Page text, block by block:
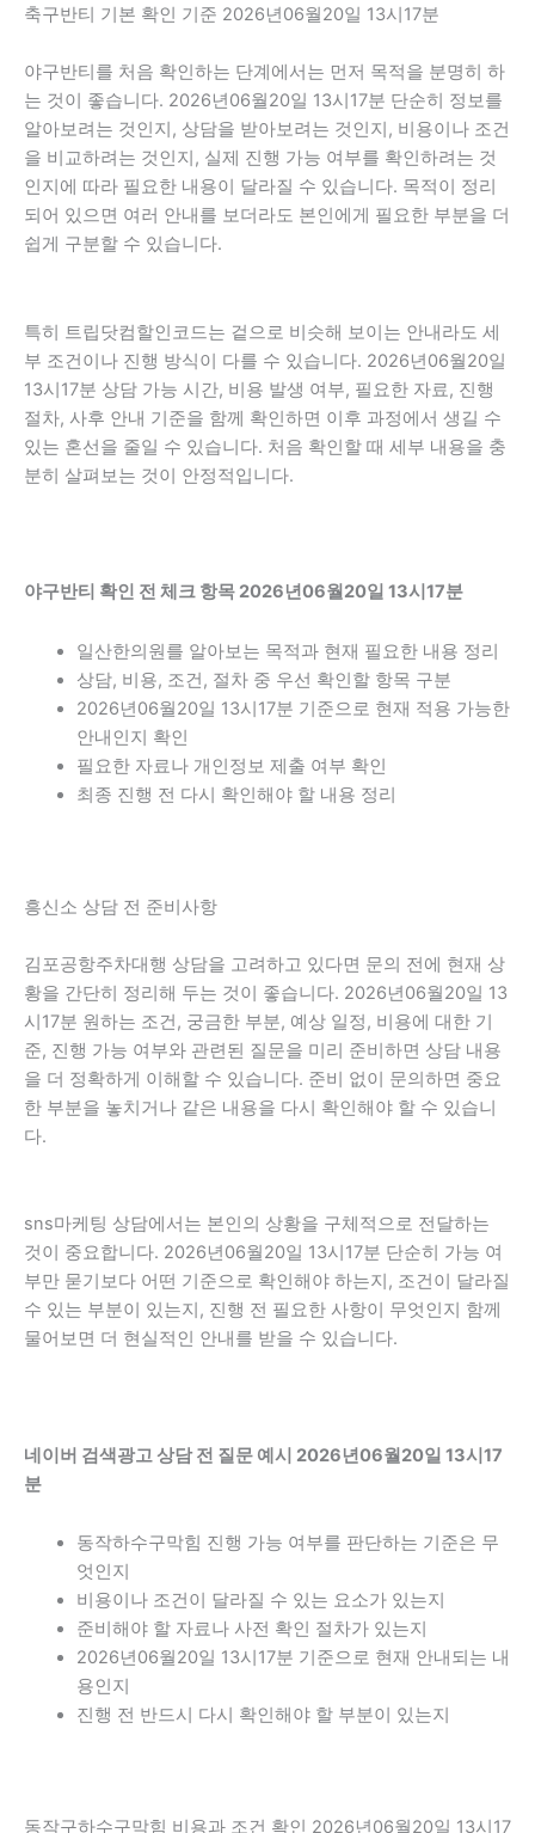
축구반티 기본 확인 기준 2026년06월20일 13시17분
야구반티를 처음 확인하는 단계에서는 먼저 목적을 분명히 하
는 것이 좋습니다. 2026년06월20일 13시17분 단순히 정보를
알아보려는 것인지, 상담을 받아보려는 것인지, 비용이나 조건
을 비교하려는 것인지, 실제 진행 가능 여부를 확인하려는 것
인지에 따라 필요한 내용이 달라질 수 있습니다. 목적이 정리
되어 있으면 여러 안내를 보더라도 본인에게 필요한 부분을 더
쉽게 구분할 수 있습니다.
특히 트립닷컴할인코드는 겉으로 비슷해 보이는 안내라도 세
부 조건이나 진행 방식이 다를 수 있습니다. 2026년06월20일
13시17분 상담 가능 시간, 비용 발생 여부, 필요한 자료, 진행
절차, 사후 안내 기준을 함께 확인하면 이후 과정에서 생길 수
있는 혼선을 줄일 수 있습니다. 처음 확인할 때 세부 내용을 충
분히 살펴보는 것이 안정적입니다.
야구반티 확인 전 체크 항목 2026년06월20일 13시17분
일산한의원를 알아보는 목적과 현재 필요한 내용 정리
상담, 비용, 조건, 절차 중 우선 확인할 항목 구분
2026년06월20일 13시17분 기준으로 현재 적용 가능한
안내인지 확인
필요한 자료나 개인정보 제출 여부 확인
최종 진행 전 다시 확인해야 할 내용 정리
흥신소 상담 전 준비사항
김포공항주차대행 상담을 고려하고 있다면 문의 전에 현재 상
황을 간단히 정리해 두는 것이 좋습니다. 2026년06월20일 13
시17분 원하는 조건, 궁금한 부분, 예상 일정, 비용에 대한 기
준, 진행 가능 여부와 관련된 질문을 미리 준비하면 상담 내용
을 더 정확하게 이해할 수 있습니다. 준비 없이 문의하면 중요
한 부분을 놓치거나 같은 내용을 다시 확인해야 할 수 있습니
다.
sns마케팅 상담에서는 본인의 상황을 구체적으로 전달하는
것이 중요합니다. 2026년06월20일 13시17분 단순히 가능 여
부만 묻기보다 어떤 기준으로 확인해야 하는지, 조건이 달라질
수 있는 부분이 있는지, 진행 전 필요한 사항이 무엇인지 함께
물어보면 더 현실적인 안내를 받을 수 있습니다.
네이버 검색광고 상담 전 질문 예시 2026년06월20일 13시17
분
동작하수구막힘 진행 가능 여부를 판단하는 기준은 무
엇인지
비용이나 조건이 달라질 수 있는 요소가 있는지
준비해야 할 자료나 사전 확인 절차가 있는지
2026년06월20일 13시17분 기준으로 현재 안내되는 내
용인지
진행 전 반드시 다시 확인해야 할 부분이 있는지
동작구하수구막힘 비용과 조건 확인 2026년06월20일 13시17